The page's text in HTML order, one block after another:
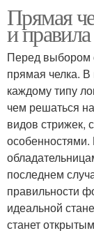
Прямая
и
Перед выбором
прямая челка.
каждому типу
чем решаться
видов стрижек,
последнем
правильности
идеальной
станет